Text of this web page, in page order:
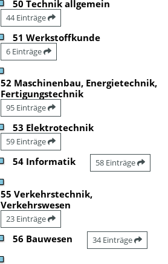
50 Technik allgemein
44 Einträge
51 Werkstoffkunde
6 Einträge
52 Maschinenbau, Energietechnik,
Fertigungstechnik
95 Einträge
53 Elektrotechnik
59 Einträge
54 Informatik 58 Einträge
55 Verkehrstechnik,
Verkehrswesen
23 Einträge
56 Bauwesen 34 Einträge